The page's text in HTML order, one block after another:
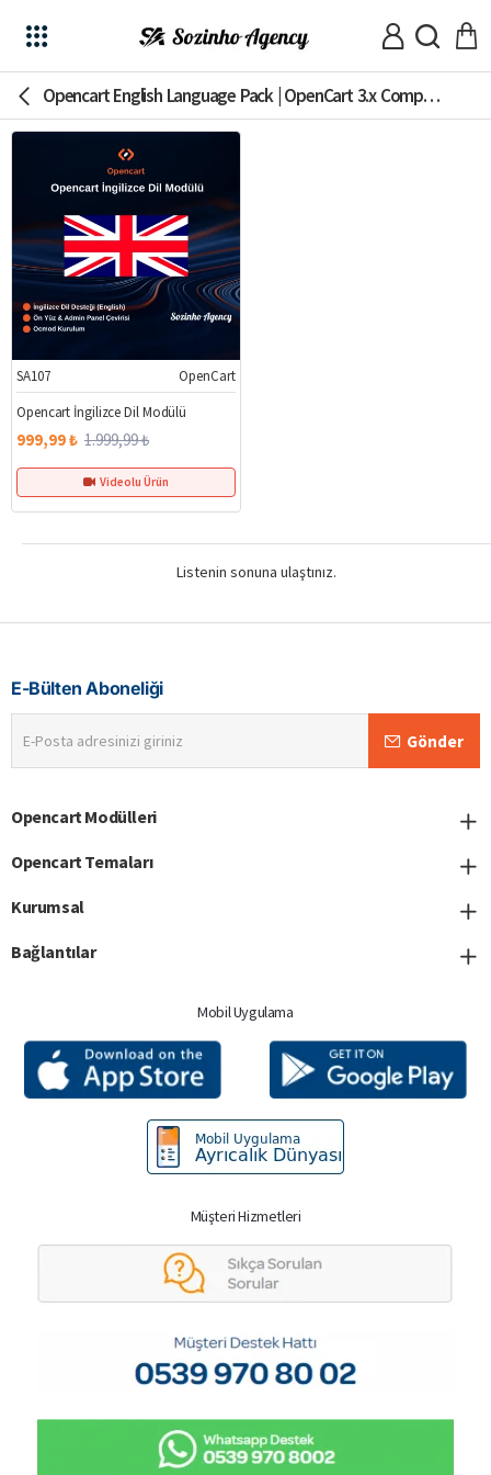
Opencart English Language Pack | OpenCart 3.x Compatible
%50
SA107
OpenCart
Opencart İngilizce Dil Modülü
999,99 ₺ 1.999,99 ₺
Videolu Ürün
Listenin sonuna ulaştınız.
E-Bülten Aboneliği
Posta
adresinizi
Gönder
Opencart Modülleri
Opencart Temaları
Kurumsal
Bağlantılar
Mobil Uygulama
Müşteri Hizmetleri